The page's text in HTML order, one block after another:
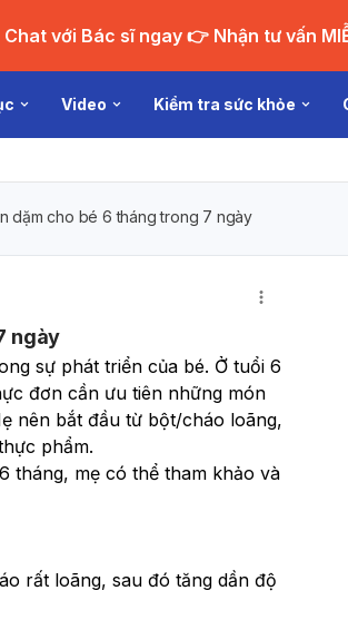
Chat với Bác sĩ ngay 👉 Nhận tư
Video Kiểm tra sức khỏe
dặm cho bé 6 tháng trong 7 ngày
ngày
sự phát triển của bé. Ở tuổi 6
đơn cần ưu tiên những món
nên bắt đầu từ bột/cháo loãng,
phẩm.
tháng, mẹ có thể tham khảo và
rất loãng, sau đó tăng dần độ